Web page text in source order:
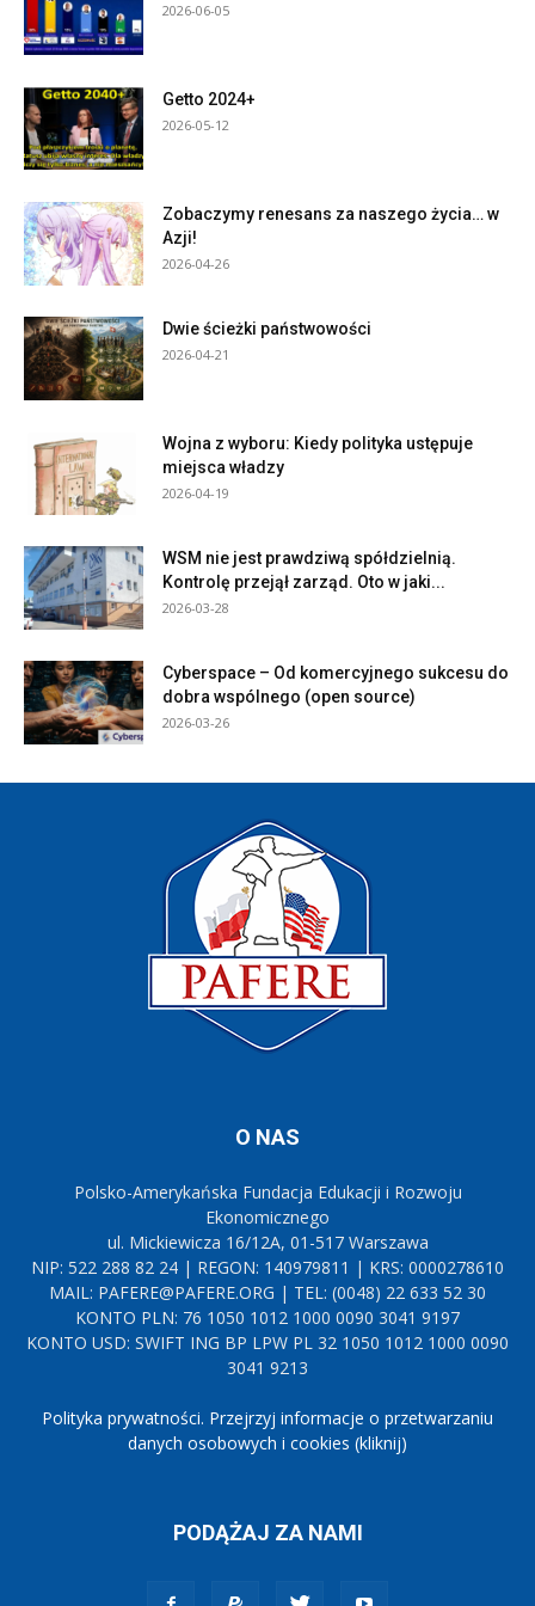
2026-06-05
Getto 2024+
2026-05-12
Zobaczymy renesans za naszego życia… w
Azji!
2026-04-26
Dwie ścieżki państwowości
2026-04-21
Wojna z wyboru: Kiedy polityka ustępuje
miejsca władzy
2026-04-19
WSM nie jest prawdziwą spółdzielnią.
Kontrolę przejął zarząd. Oto w jaki...
2026-03-28
Cyberspace – Od komercyjnego sukcesu do
dobra wspólnego (open source)
2026-03-26
O NAS
Polsko-Amerykańska Fundacja Edukacji i Rozwoju
Ekonomicznego
ul. Mickiewicza 16/12A, 01-517 Warszawa
NIP: 522 288 82 24 | REGON: 140979811 | KRS: 0000278610
MAIL: PAFERE@PAFERE.ORG | TEL: (0048) 22 633 52 30
KONTO PLN: 76 1050 1012 1000 0090 3041 9197
KONTO USD: SWIFT ING BP LPW PL 32 1050 1012 1000 0090
3041 9213
Polityka prywatności. Przejrzyj informacje o przetwarzaniu
danych osobowych i cookies (kliknij)
PODĄŻAJ ZA NAMI